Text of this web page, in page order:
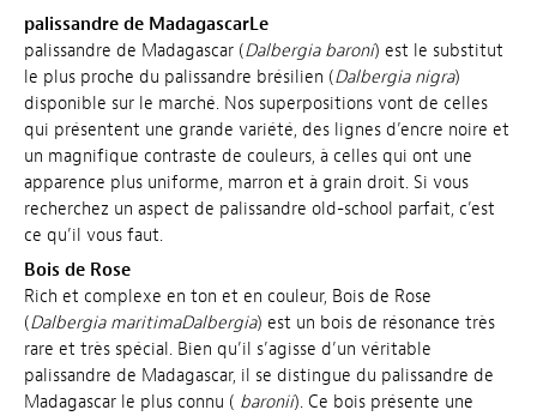
palissandre de MadagascarLe
palissandre de Madagascar (Dalbergia baroni) est le substitut
le plus proche du palissandre brésilien (Dalbergia nigra)
disponible sur le marché. Nos superpositions vont de celles
qui présentent une grande variété, des lignes d’encre noire et
un magnifique contraste de couleurs, à celles qui ont une
apparence plus uniforme, marron et à grain droit. Si vous
recherchez un aspect de palissandre old-school parfait, c’est
ce qu’il vous faut.
Bois de Rose
Rich et complexe en ton et en couleur, Bois de Rose
(Dalbergia maritimaDalbergia) est un bois de résonance très
rare et très spécial. Bien qu’il s’agisse d’un véritable
palissandre de Madagascar, il se distingue du palissandre de
Madagascar le plus connu ( baronii). Ce bois présente une